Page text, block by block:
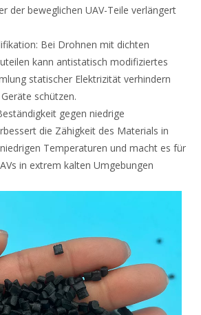
der beweglichen UAV-Teile verlängert
Bei Drohnen mit dichten
kann antistatisch modifiziertes
statischer Elektrizität verhindern
schützen.
gegen niedrige
die Zähigkeit des Materials in
Temperaturen und macht es für
in extrem kalten Umgebungen